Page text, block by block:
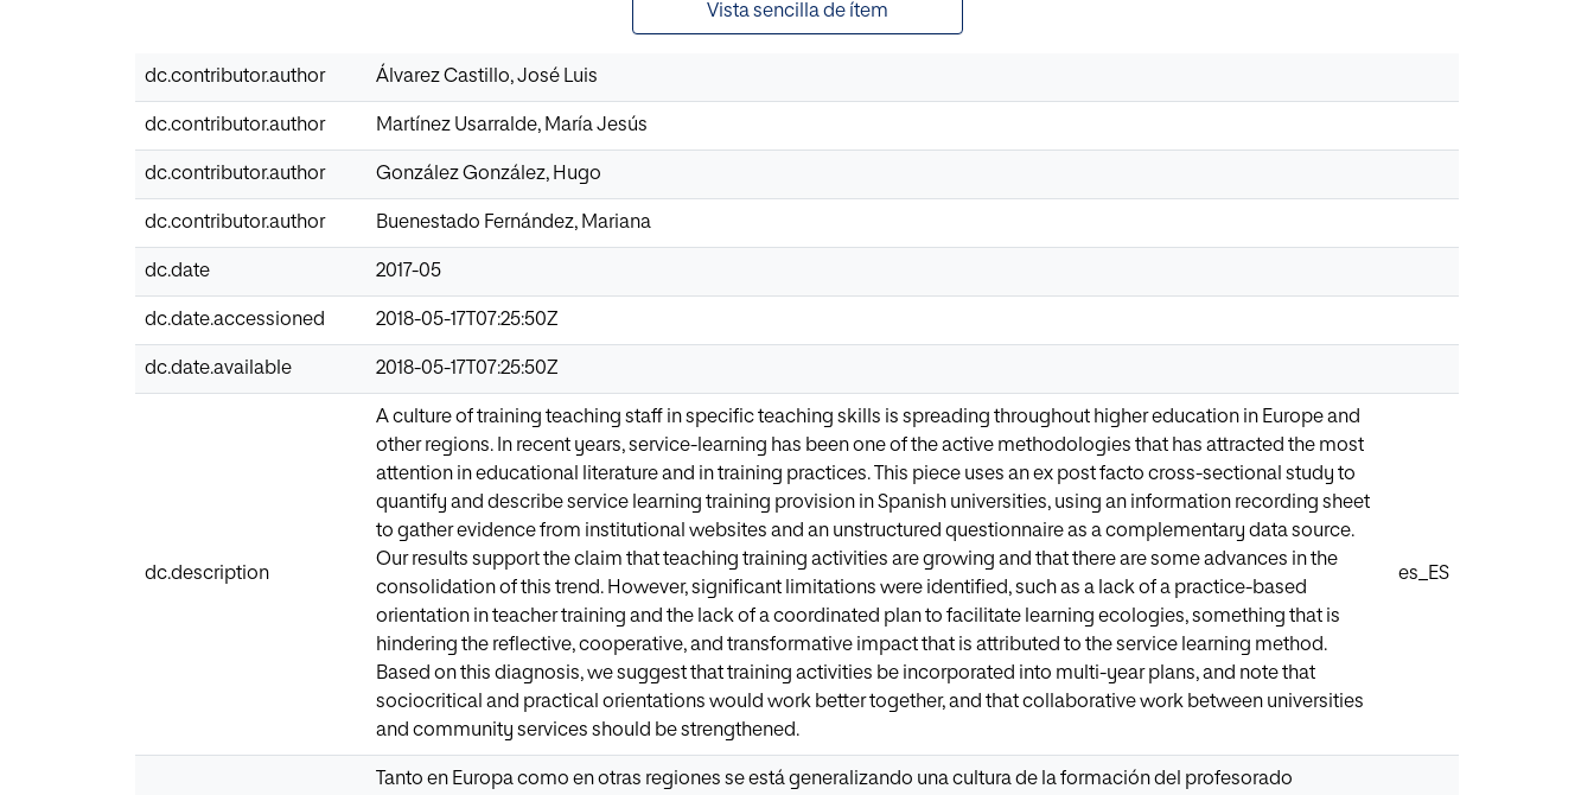
Vista sencilla de ítem
dc.contributor.author Álvarez Castillo, José Luis
dc.contributor.author Martínez Usarralde, María Jesús
dc.contributor.author González González, Hugo
dc.contributor.author Buenestado Fernández, Mariana
dc.date 2017-05
dc.date.accessioned 2018-05-17T07:25:50Z
dc.date.available 2018-05-17T07:25:50Z
dc.description
A culture of training teaching staff in specific teaching skills is spreading throughout higher education in Europe and
other regions. In recent years, service-learning has been one of the active methodologies that has attracted the most
attention in educational literature and in training practices. This piece uses an ex post facto cross-sectional study to
quantify and describe service learning training provision in Spanish universities, using an information recording sheet
to gather evidence from institutional websites and an unstructured questionnaire as a complementary data source.
Our results support the claim that teaching training activities are growing and that there are some advances in the
consolidation of this trend. However, significant limitations were identified, such as a lack of a practice-based
orientation in teacher training and the lack of a coordinated plan to facilitate learning ecologies, something that is
hindering the reflective, cooperative, and transformative impact that is attributed to the service learning method.
Based on this diagnosis, we suggest that training activities be incorporated into multi-year plans, and note that
sociocritical and practical orientations would work better together, and that collaborative work between universities
and community services should be strengthened.
es_ES
Tanto en Europa como en otras regiones se está generalizando una cultura de la formación del profesorado